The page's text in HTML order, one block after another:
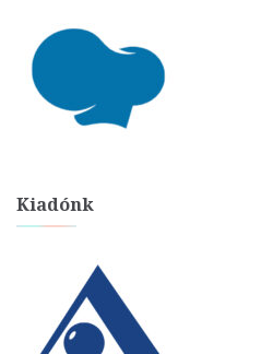
Kiadónk